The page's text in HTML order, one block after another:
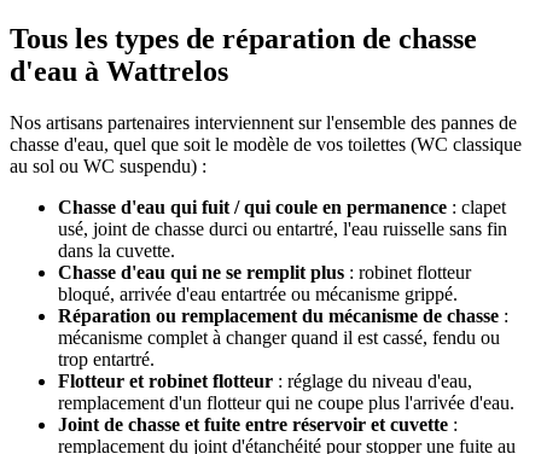
Tous les types de réparation de chasse
d'eau à Wattrelos
Nos artisans partenaires interviennent sur l'ensemble des pannes de
chasse d'eau, quel que soit le modèle de vos toilettes (WC classique
au sol ou WC suspendu) :
Chasse d'eau qui fuit / qui coule en permanence : clapet
usé, joint de chasse durci ou entartré, l'eau ruisselle sans fin
dans la cuvette.
Chasse d'eau qui ne se remplit plus : robinet flotteur
bloqué, arrivée d'eau entartrée ou mécanisme grippé.
Réparation ou remplacement du mécanisme de chasse :
mécanisme complet à changer quand il est cassé, fendu ou
trop entartré.
Flotteur et robinet flotteur : réglage du niveau d'eau,
remplacement d'un flotteur qui ne coupe plus l'arrivée d'eau.
Joint de chasse et fuite entre réservoir et cuvette :
remplacement du joint d'étanchéité pour stopper une fuite au